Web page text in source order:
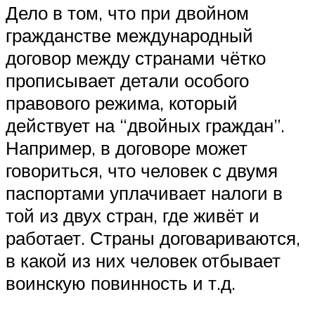
Дело в том, что при двойном
гражданстве международный
договор между странами чётко
прописывает детали особого
правового режима, который
действует на “двойных граждан”.
Например, в договоре может
говориться, что человек с двумя
паспортами уплачивает налоги в
той из двух стран, где живёт и
работает. Страны договариваются,
в какой из них человек отбывает
воинскую повинность и т.д.